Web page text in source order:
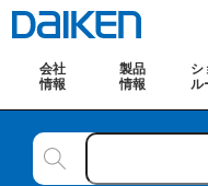
会社
情報
製品
情報
シ
ル